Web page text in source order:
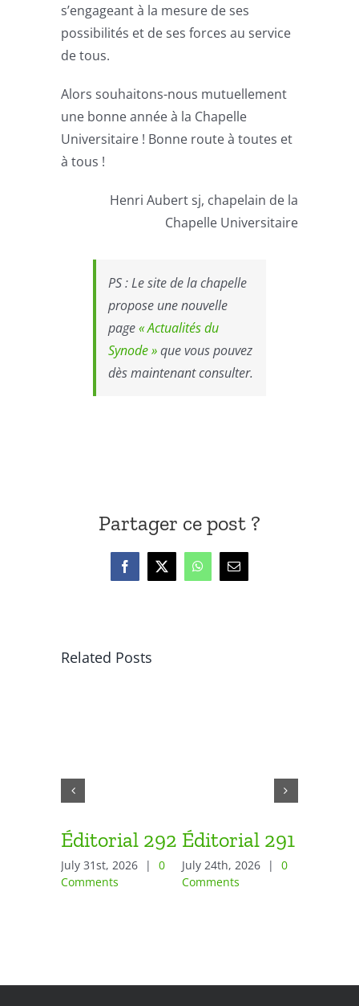
s’engageant à la mesure de ses
possibilités et de ses forces au service
de tous.
Alors souhaitons-nous mutuellement
une bonne année à la Chapelle
Universitaire ! Bonne route à toutes et
à tous !
Henri Aubert sj, chapelain de la
Chapelle Universitaire
PS : Le site de la chapelle
propose une nouvelle
page« Actualités du
Synode »que vous pouvez
dès maintenant consulter.
Partager ce post ?
Facebook
X WhatsAppEmail
Related Posts
Éditorial 292
July 31st, 2026 |
0
Comments
Éditorial 291
July 24th, 2026 |
0
Comments